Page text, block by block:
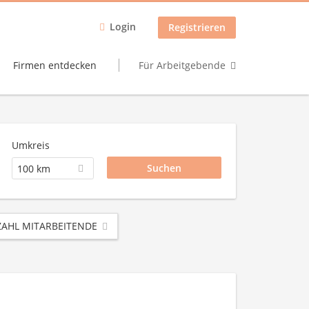
Login Registrieren
Firmen entdecken Für Arbeitgebende
Umkreis
100 km
MITARBEITENDE